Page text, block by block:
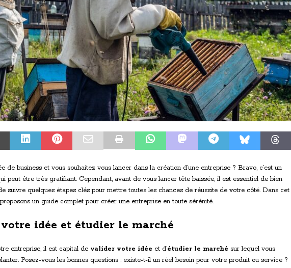
de business et vous souhaitez vous lancer dans la création d’une entreprise ? Bravo, c’est un
peut être très gratifiant. Cependant, avant de vous lancer tête baissée, il est essentiel de bien
suivre quelques étapes clés pour mettre toutes les chances de réussite de votre côté. Dans cet
un guide complet pour créer une entreprise en toute sérénité.
votre idée et étudier le marché
entreprise, il est capital de valider votre idée et d’étudier le marché sur lequel vous
Posez-vous les bonnes questions : existe-t-il un réel besoin pour votre produit ou service ?